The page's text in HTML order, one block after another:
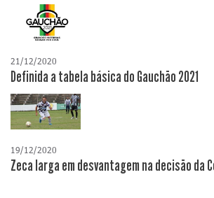
21/12/2020
Definida a tabela básica do Gauchão 2021
19/12/2020
Zeca larga em desvantagem na decisão da